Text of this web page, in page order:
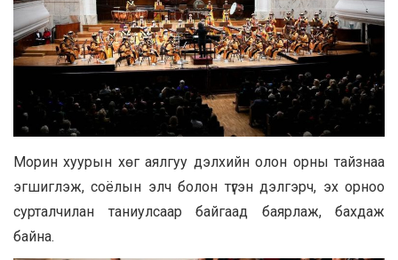
Морин хуурын хөг аялгуу дэлхийн олон орны тайзнаа
эгшиглэж, соёлын элч болон түгэн дэлгэрч, эх орноо
сурталчилан таниулсаар байгаад баярлаж, бахдаж
байна.